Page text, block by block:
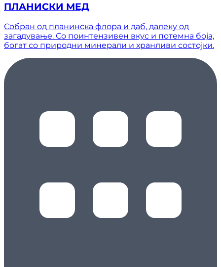
ПЛАНИСКИ МЕД
Собран од планинска флора и даб, далеку од
загадување. Со поинтензивен вкус и потемна боја,
богат со природни минерали и хранливи состојки.